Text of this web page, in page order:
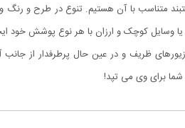
متناسب با آن هستیم. تنوع در طرح و
یا وسایل کوچک و ارزان با هر نوع پوشش خود
ظریف و در عین حال پرطرفدار از
برای وی می تپد!